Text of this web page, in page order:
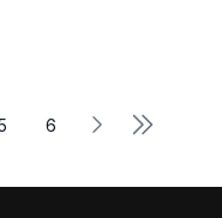
6 Next Last